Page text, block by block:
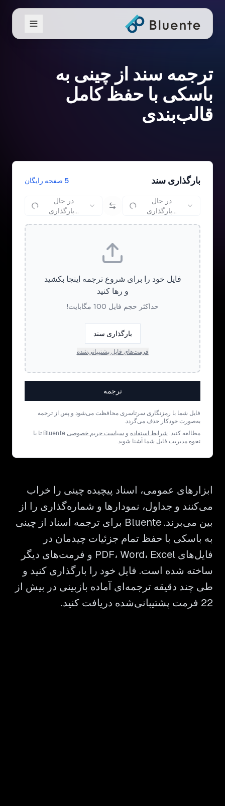
ترجمه سند از چینی به
باسکی با حفظ کامل
قالب‌بندی
بارگذاری سند 5 صفحه رایگان
در حال
بارگذاری...
در حال
بارگذاری...
فایل خود را برای شروع ترجمه اینجا بکشید
و رها کنید
حداکثر حجم فایل 100 مگابایت!
بارگذاری سند
فرمت‌های فایل پشتیبانی‌شده
ترجمه
فایل شما با رمزنگاری سرتاسری محافظت می‌شود و پس از ترجمه
به‌صورت خودکار حذف می‌گردد.
مطالعه کنید: شرایط استفاده و سیاست حریم خصوصی
Bluente تا با
نحوه مدیریت فایل شما آشنا شوید.
ابزارهای عمومی، اسناد پیچیده چینی را خراب
می‌کنند و جداول، نمودارها و شماره‌گذاری را از
بین می‌برند. Bluente برای ترجمه اسناد از چینی
به باسکی با حفظ تمام جزئیات چیدمان در
فایل‌های PDF، Word، Excel و فرمت‌های دیگر
ساخته شده است. فایل خود را بارگذاری کنید و
طی چند دقیقه ترجمه‌ای آماده بازبینی در بیش از
22 فرمت پشتیبانی‌شده دریافت کنید.